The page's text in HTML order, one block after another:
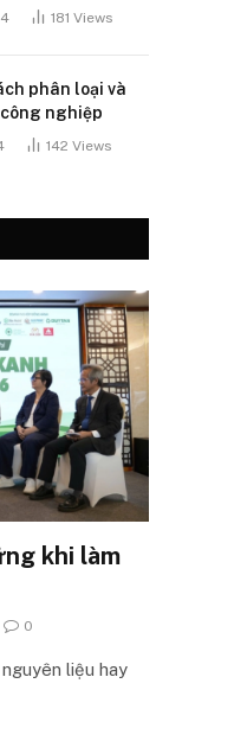
181 Views
phân loại và
nghiệp
142 Views
khi làm
0
liệu hay